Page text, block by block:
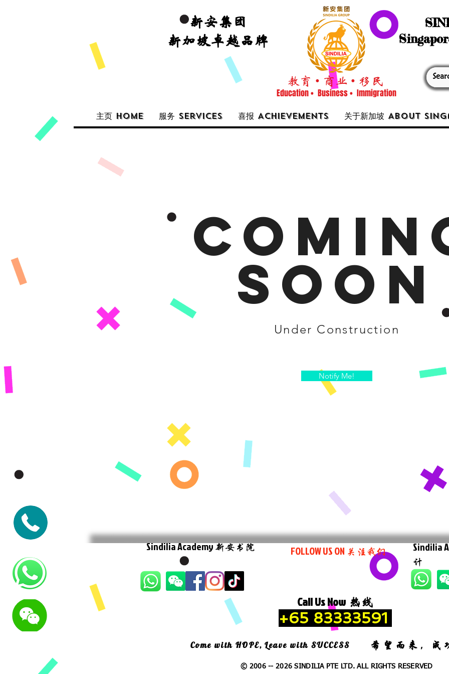
新安集团
新加坡卓越品牌
教育 • 商业 • 移民
Education • Business • Immigration
主页 Home 服务 Services 喜报 Achievements 关于新加坡 About
soon
Under Construction
Notify Me!
Sindilia Academy新安书院 FOLLOW US ON 关注我们 Sindilia
计
Call Us Now 热线
+65 83333591
Come with HOPE, Leave with SUCCESS 希望而来，成
© 2006 -- 2026 SINDILIA PTE LTD. ALL RIGHTS RESERVED